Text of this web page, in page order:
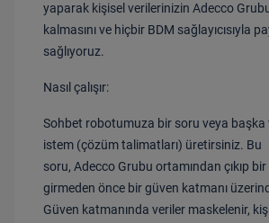
yaparak kişisel verilerinizin Adecco
kalmasını ve hiçbir BDM sağlayıcısıyla
sağlıyoruz.
Nasıl çalışır:
Sohbet robotumuza bir soru veya başka
istem (çözüm talimatları) üretirsiniz. Bu
soru, Adecco Grubu ortamından çıkıp bir
girmeden önce bir güven katmanı
Güven katmanında veriler maskelenir,